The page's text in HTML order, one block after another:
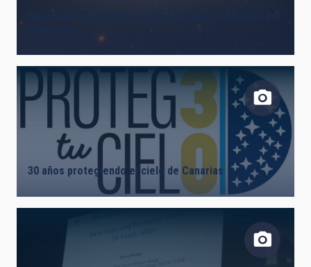
Descubren una galaxia intacta desde el comienzo del
30 años protegiendo el cielo de Canarias